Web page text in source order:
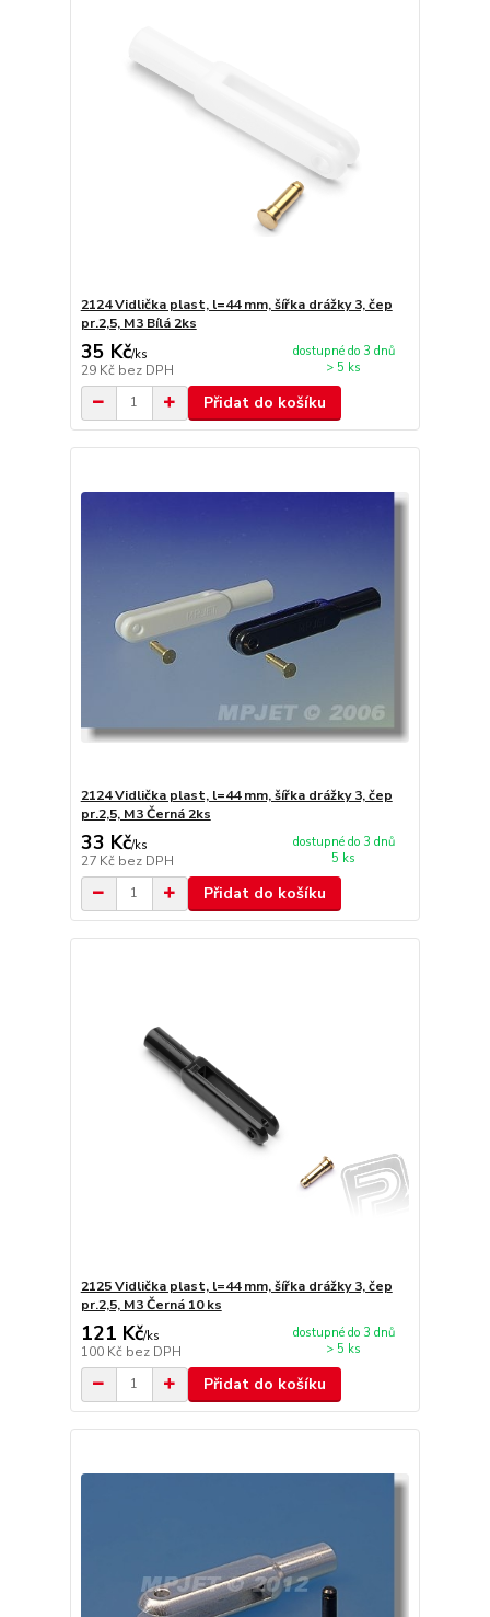
2124 Vidlička plast, l=44 mm, šířka drážky 3, čep
pr.2,5, M3 Bílá 2ks
35 Kč/ks
29 Kč bez DPH
dostupné do 3 dnů
> 5 ks
Přidat do košíku
2124 Vidlička plast, l=44 mm, šířka drážky 3, čep
pr.2,5, M3 Černá 2ks
33 Kč/ks
27 Kč bez DPH
dostupné do 3 dnů
5 ks
Přidat do košíku
2125 Vidlička plast, l=44 mm, šířka drážky 3, čep
pr.2,5, M3 Černá 10 ks
121 Kč/ks
100 Kč bez DPH
dostupné do 3 dnů
> 5 ks
Přidat do košíku